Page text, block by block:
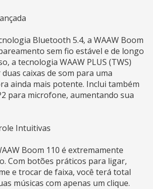
Bluetooth 5.4, a WAAW Boom
sem fio estável e de longo
a tecnologia WAAW PLUS (TWS)
caixas de som para uma
ainda mais potente. Inclui também
para microfone, aumentando sua
Intuitivas
Boom 110 é extremamente
Com botões práticos para ligar,
e trocar de faixa, você terá total
músicas com apenas um clique.